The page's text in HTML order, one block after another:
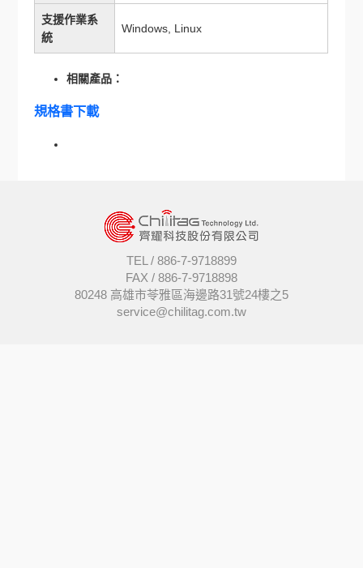
支援作業系
統
Windows, Linux
相關產品：
規格書下載
TEL / 886-7-9718899
FAX / 886-7-9718898
80248 高雄市苓雅區海邊路31號24樓之5
service@chilitag.com.tw